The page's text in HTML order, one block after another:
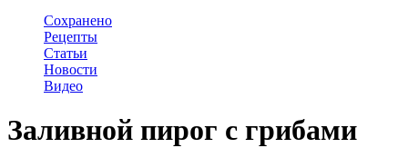
Сохранено
Рецепты
Статьи
Новости
Видео
Заливной пирог с грибами